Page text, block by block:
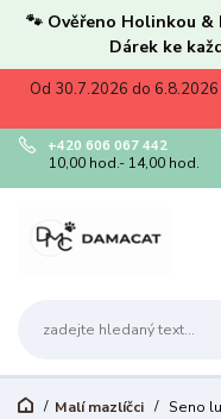
🐾 Ověřeno Holinkou &
Dárek ke
Od 30.7.2026 do
+420 606 067 442
10,00 hod.- 14,00 hod.
Malí mazlíčci Seno